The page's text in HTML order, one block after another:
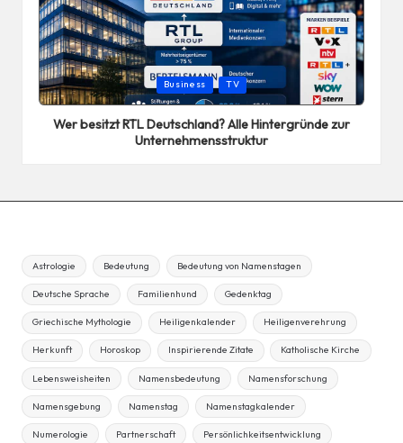
Posted
in
Business TV
Wer besitzt RTL Deutschland? Alle Hintergründe zur
Unternehmensstruktur
Astrologie Bedeutung Bedeutung von Namenstagen
Deutsche Sprache Familienhund Gedenktag
Griechische Mythologie Heiligenkalender Heiligenverehrung
Herkunft Horoskop Inspirierende Zitate Katholische Kirche
Lebensweisheiten Namensbedeutung Namensforschung
Namensgebung Namenstag Namenstagkalender
Numerologie Partnerschaft Persönlichkeitsentwicklung